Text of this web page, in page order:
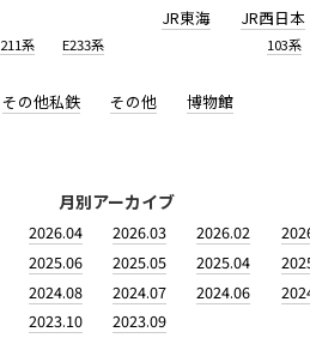
211系 E233系
JR東海 JR西日本
103系
その他私鉄 その他 博物館
月別アーカイブ
2026.04 2026.03 2026.02
2025.06 2025.05 2025.04
2024.08 2024.07 2024.06
2023.10 2023.09